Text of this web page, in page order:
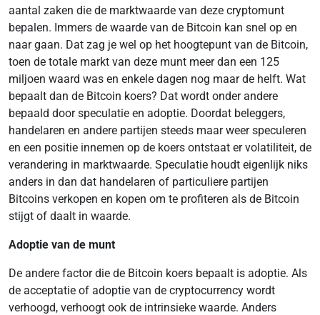
aantal zaken die de marktwaarde van deze cryptomunt
bepalen. Immers de waarde van de Bitcoin kan snel op en
naar gaan. Dat zag je wel op het hoogtepunt van de Bitcoin,
toen de totale markt van deze munt meer dan een 125
miljoen waard was en enkele dagen nog maar de helft. Wat
bepaalt dan de Bitcoin koers? Dat wordt onder andere
bepaald door speculatie en adoptie. Doordat beleggers,
handelaren en andere partijen steeds maar weer speculeren
en een positie innemen op de koers ontstaat er volatiliteit, de
verandering in marktwaarde. Speculatie houdt eigenlijk niks
anders in dan dat handelaren of particuliere partijen
Bitcoins verkopen en kopen om te profiteren als de Bitcoin
stijgt of daalt in waarde.
Adoptie van de munt
De andere factor die de Bitcoin koers bepaalt is adoptie. Als
de acceptatie of adoptie van de cryptocurrency wordt
verhoogd, verhoogt ook de intrinsieke waarde. Anders